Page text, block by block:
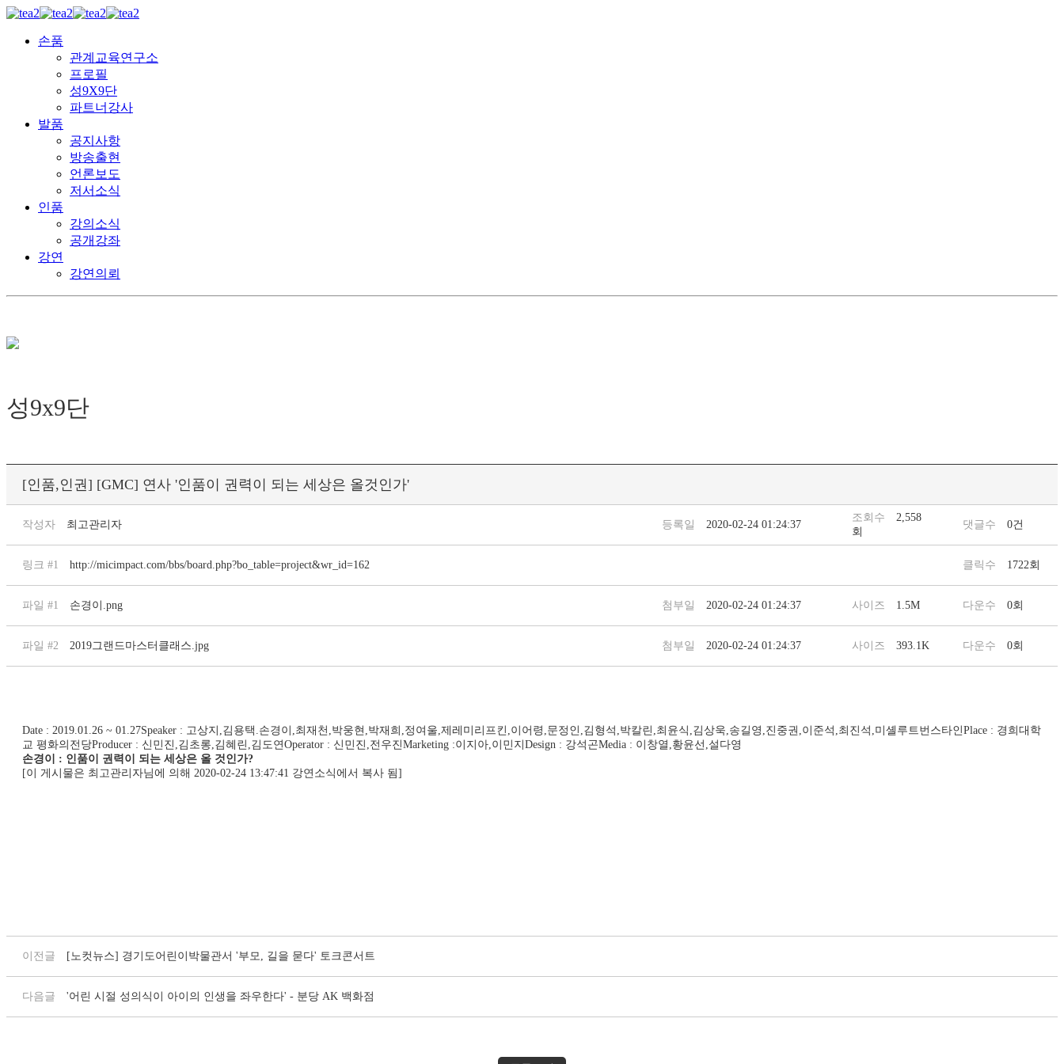
손품
관계교육연구소
프로필
성9X9단
파트너강사
발품
공지사항
방송출현
언론보도
저서소식
인품
강의소식
공개강좌
강연
강연의뢰
성9x9단
[인품,인권] [GMC] 연사 '인품이 권력이 되는 세상은 올것인가'
작성자 최고관리자 등록일 2020-02-24 01:24:37
조회수
2,558
회
댓글수 0건
링크 #1 http://micimpact.com/bbs/board.php?bo_table=project&wr_id=162 클릭수 1722회
파일 #1 손경이.png 첨부일 2020-02-24 01:24:37 사이즈 1.5M 다운수 0회
파일 #2 2019그랜드마스터클래스.jpg 첨부일 2020-02-24 01:24:37 사이즈 393.1K 다운수 0회
Date : 2019.01.26 ~ 01.27Speaker : 고상지,김용택.손경이,최재천,박웅현,박재희,정여울,제레미리프킨,이어령,문정인,김형석,박칼린,최윤식,김상욱,송길영,진중권,이준석,최진석,미셸루트번스타인Place : 경희대학
교 평화의전당Producer : 신민진,김초롱,김혜린,김도연Operator : 신민진,전우진Marketing :이지아,이민지Design : 강석곤Media : 이창열,황윤선,설다영
손경이 : 인품이 권력이 되는 세상은 올 것인가?
[이 게시물은 최고관리자님에 의해 2020-02-24 13:47:41 강연소식에서 복사 됨]
이전글 [노컷뉴스] 경기도어린이박물관서 '부모, 길을 묻다' 토크콘서트
다음글 '어린 시절 성의식이 아이의 인생을 좌우한다' - 분당 AK 백화점